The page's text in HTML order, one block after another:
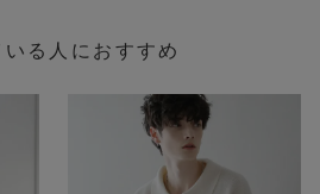
る人におすすめ